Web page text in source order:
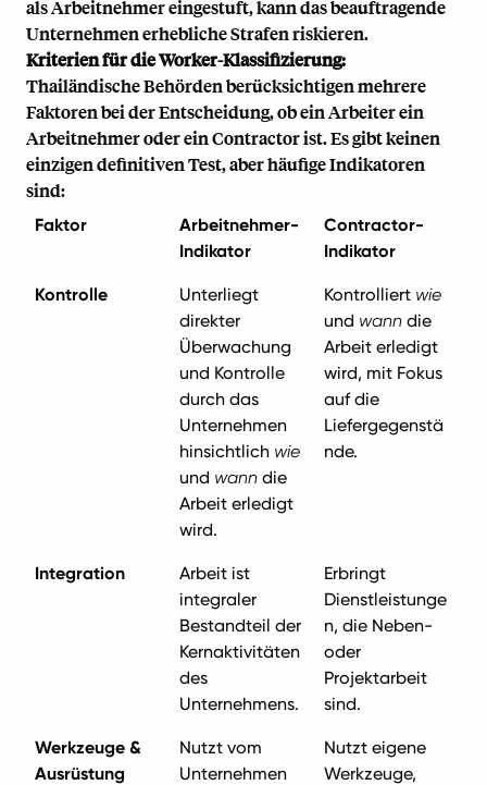
als Arbeitnehmer eingestuft, kann das beauftragende
Unternehmen erhebliche Strafen riskieren.
Kriterien für die Worker-Klassifizierung:
Thailändische Behörden berücksichtigen mehrere
Faktoren bei der Entscheidung, ob ein Arbeiter ein
Arbeitnehmer oder ein Contractor ist. Es gibt keinen
einzigen definitiven Test, aber häufige Indikatoren
sind:
Faktor
Arbeitnehmer-
Indikator
Contractor-
Indikator
Kontrolle
Unterliegt
direkter
Überwachung
und Kontrolle
durch das
Unternehmen
hinsichtlich wie
und wann die
Arbeit erledigt
wird.
Kontrolliert wie
und wann die
Arbeit erledigt
wird, mit Fokus
auf die
Liefergegenstä
nde.
Integration
Arbeit ist
integraler
Bestandteil der
Kernaktivitäten
des
Unternehmens.
Erbringt
Dienstleistunge
n, die Neben-
oder
Projektarbeit
sind.
Werkzeuge &
Ausrüstung
Nutzt vom
Unternehmen
Nutzt eigene
Werkzeuge,